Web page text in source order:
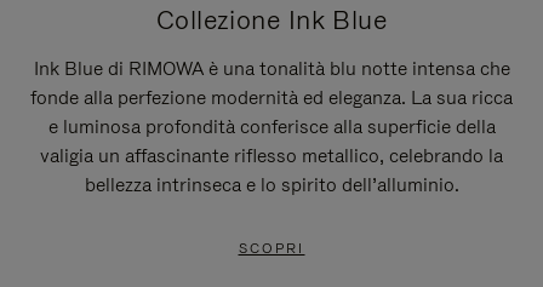
Collezione Ink Blue
Ink Blue di RIMOWA è una tonalità blu notte intensa che
fonde alla perfezione modernità ed eleganza. La sua ricca
e luminosa profondità conferisce alla superficie della
valigia un affascinante riflesso metallico, celebrando la
bellezza intrinseca e lo spirito dell’alluminio.
SCOPRI